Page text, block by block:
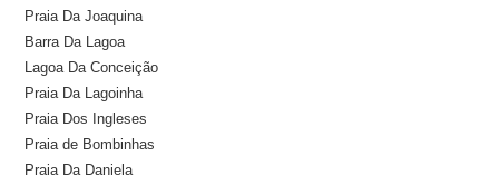
Praia Da Joaquina
Barra Da Lagoa
Lagoa Da Conceição
Praia Da Lagoinha
Praia Dos Ingleses
Praia de Bombinhas
Praia Da Daniela